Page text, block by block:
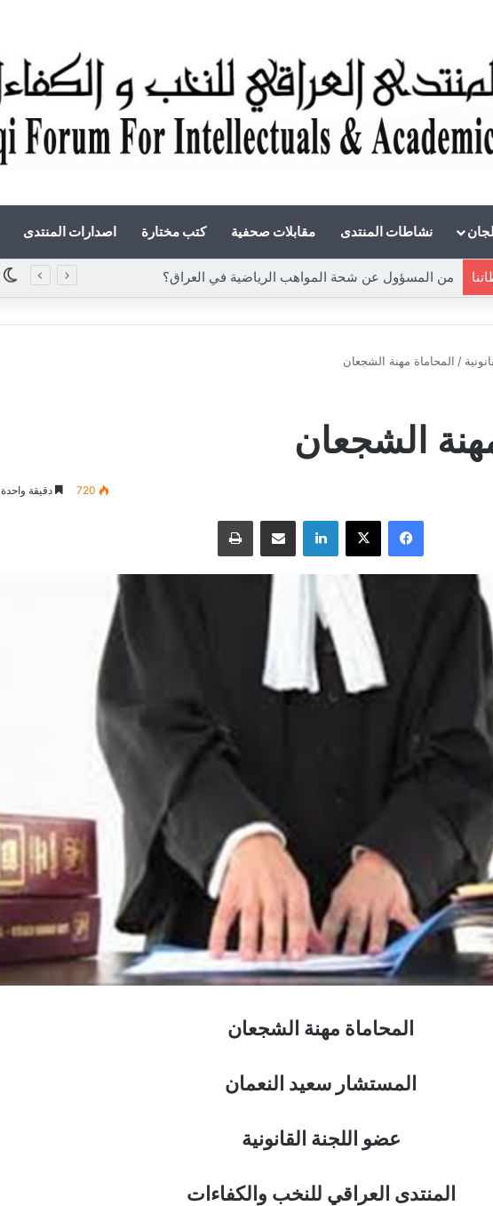
نشاطات المنتدى مقابلات صحفية كتب مختارة اصدارات المنتدى
/ المحاماة مهنة الشجعان
الشجعان
720 دقيقة واحدة
فيسبوك لينكدإن
المحاماة مهنة الشجعان
المستشار سعيد النعمان
عضو اللجنة القانونية
المنتدى العراقي للنخب والكفاءات